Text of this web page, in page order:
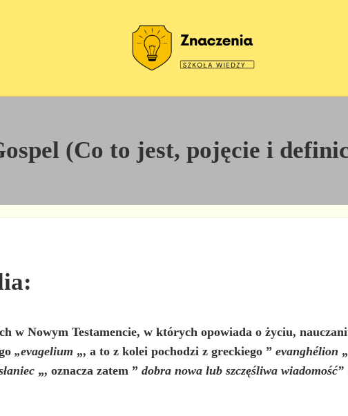
(Co to jest, pojęcie i
w Nowym Testamencie, w których opowiada o życiu,
„evagelium „, a to z kolei pochodzi z greckiego ”evanghélion
„, oznacza zatem ”dobra nowa lub szczęśliwa wiadomość”